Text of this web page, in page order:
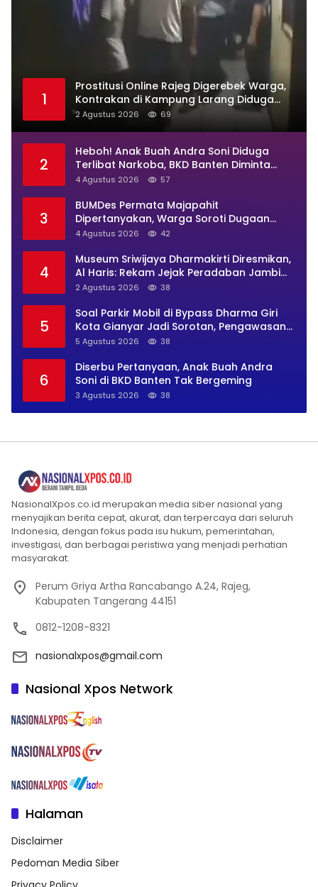
1
Prostitusi Online Rajeg Digerebek Warga,
Kontrakan di Kampung Larang Diduga
Jadi Sarang Maksiat
2 Agustus 2026 69
2
Heboh! Anak Buah Andra Soni Diduga
Terlibat Narkoba, BKD Banten Diminta
Buka Suara
4 Agustus 2026 57
3
BUMDes Permata Majapahit
Dipertanyakan, Warga Soroti Dugaan
Pengelolaan Tak Transparan
4 Agustus 2026 42
4
Museum Sriwijaya Dharmakirti Diresmikan,
Al Haris: Rekam Jejak Peradaban Jambi
Secara Utuh
2 Agustus 2026 38
5
Soal Parkir Mobil di Bypass Dharma Giri
Kota Gianyar Jadi Sorotan, Pengawasan
Inkait Dipertanyakan
5 Agustus 2026 38
6
Diserbu Pertanyaan, Anak Buah Andra
Soni di BKD Banten Tak Bergeming
3 Agustus 2026 38
NasionalXpos.co.id merupakan media siber nasional yang
menyajikan berita cepat, akurat, dan terpercaya dari seluruh
Indonesia, dengan fokus pada isu hukum, pemerintahan,
investigasi, dan berbagai peristiwa yang menjadi perhatian
masyarakat.
Perum Griya Artha Rancabango A.24, Rajeg,
Kabupaten Tangerang 44151
0812-1208-8321
nasionalxpos@gmail.com
Nasional Xpos Network
Halaman
Disclaimer
Pedoman Media Siber